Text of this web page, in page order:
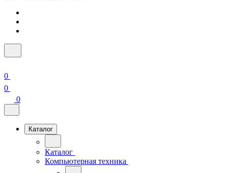
0
0
0
Каталог
Каталог
Компьютерная техника